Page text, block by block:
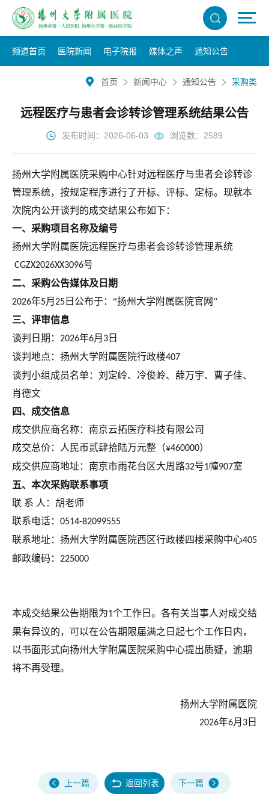
频道首页 医院新闻 电子院报 媒体之声 通知公告
首页 新闻中心 通知公告 采购类
远程医疗与患者会诊转诊管理系统结果公告
发布时间：2026-06-03 浏览数：2589
扬州大学附属医院采购中心针对远程医疗与患者会诊转诊
管理系统， 按规定程序进行了开标、评标、定标。现就本
次院内公开谈判的成交结果公布如下：
一、 采购项目名称及编号
扬州大学附属医院远程医疗与患者会诊转诊管理系统
CGZX2026XX3096号
二、 采购公告媒体及日期
2026年5月 25 日公布于： “扬州大学附属医院官网”
三、 评审信息
谈判日期： 2026年6月 3 日
谈判地点：扬州大学附属医院行政楼407
谈判小组成员名单：刘定岭、冷俊岭、 薛万宇、曹子佳、
肖德文
四、 成交信息
成交供应商名称： 南京云拓医疗科技有限公司
成交总价： 人民币贰肆拾陆万元整（¥460000）
成交供应商地址： 南京市雨花台区大周路32号1幢907室
五、本次采购联系事项
联 系 人： 胡老师
联系电话： 0514-82099555
联系地址：扬州大学附属医院西区行政楼四楼采购中心405
邮政编码： 225000
本成交结果公告期限为1个工作日。各有关当事人对成交结
果有异议的，可以在公告期限届满之日起七个工作日内，
以书面形式向扬州大学附属医院采购中心提出质疑，逾期
将不再受理。
扬州大学附属医院
2026年6月 3 日
上一篇 返回列表 下一篇